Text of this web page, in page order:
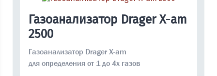
Газоанализатор Drager X-am
2500
Газоанализатор Drager X-am
для определения от 1 до 4х газов